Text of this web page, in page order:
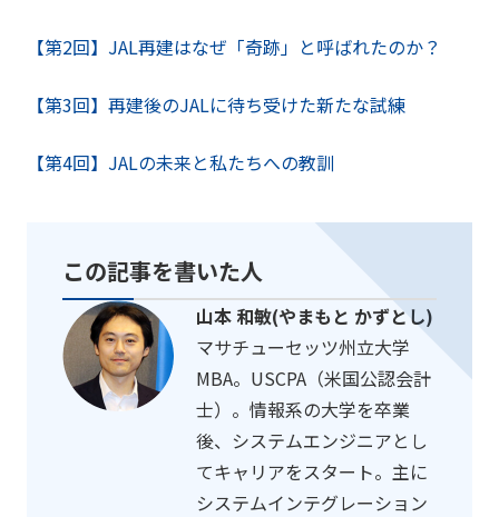
【第2回】JAL再建はなぜ「奇跡」と呼ばれたのか？
【第3回】再建後のJALに待ち受けた新たな試練
【第4回】JALの未来と私たちへの教訓
この記事を書いた人
山本 和敏(やまもと かずとし)
マサチューセッツ州立大学
MBA。USCPA（米国公認会計
士）。情報系の大学を卒業
後、システムエンジニアとし
てキャリアをスタート。主に
システムインテグレーション